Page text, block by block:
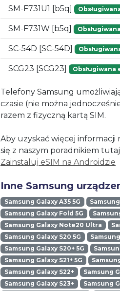
SM-F731U1 [b5q]
SM-F731W [b5q]
SC-54D [SC-54D]
SCG23 [SCG23] Obsługiwana
Telefony Samsung
czasie (nie można
razem z fizyczną kartą SIM.
Aby uzyskać więcej informacji
się z naszym poradnikiem
Zainstaluj eSIM na Androidzie
Inne Samsung
Samsung Galaxy A35 5G
Samsung Galaxy Fold 5G
Samsung Galaxy Note20 Ultra
Samsung Galaxy S20 5G
Samsung Galaxy S20+ 5G
Samsung Galaxy S21+ 5G
Samsung Galaxy S22+
Samsung
Samsung Galaxy S23+
Samsung